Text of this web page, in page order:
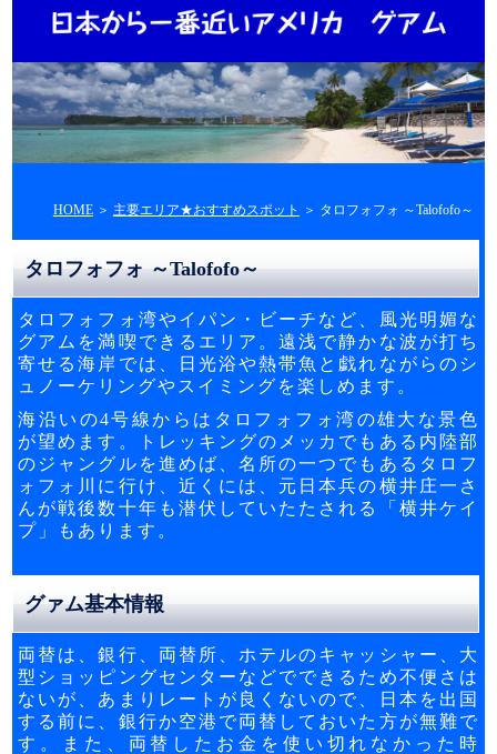
HOME＞ 主要エリア★おすすめスポット ＞ タロフォフォ ～Talofofo～
タロフォフォ ～Talofofo～
タロフォフォ湾やイパン・ビーチなど、風光明媚な
グアムを満喫できるエリア。遠浅で静かな波が打ち
寄せる海岸では、日光浴や熱帯魚と戯れながらのシ
ュノーケリングやスイミングを楽しめます。
海沿いの4号線からはタロフォフォ湾の雄大な景色
が望めます。トレッキングのメッカでもある内陸部
のジャングルを進めば、名所の一つでもあるタロフ
ォフォ川に行け、近くには、元日本兵の横井庄一さ
んが戦後数十年も潜伏していたたされる「横井ケイ
プ」もあります。
グァム基本情報
両替は、銀行、両替所、ホテルのキャッシャー、大
型ショッピングセンターなどでできるため不便さは
ないが、あまりレートが良くないので、日本を出国
する前に、銀行か空港で両替しておいた方が無難で
す。また、両替したお金を使い切れなかった時